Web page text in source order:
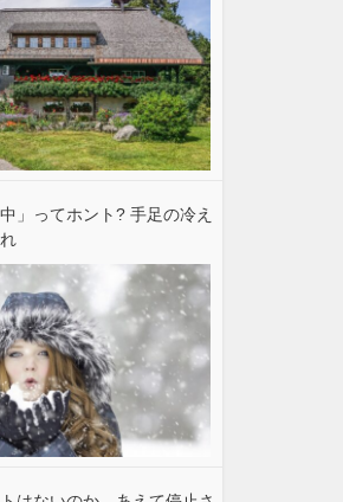
」ってホント? 手足の冷え